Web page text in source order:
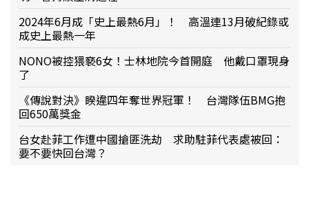
2024年6月成「史上最熱6月」！ 高溫連13月破紀錄或
成史上最熱一年
NONO被控猥褻6女！士林地院今首開庭 他戴口罩現身
了
《傳說對決》睽違四年奪世界冠軍！ 台灣隊伍BMG抱
回650萬獎金
台女赴菲工作遭中國搶匪洗劫 求助駐菲代表處被回：
要不要快回台灣？